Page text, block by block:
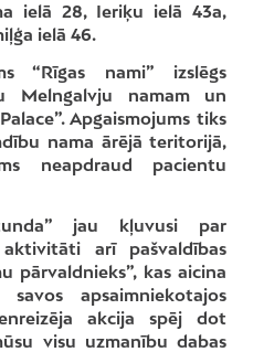
ielā 28, Ieriķu ielā 43a,
ielā 46.
“Rīgas nami” izslēgs
Melngalvju namam un
Apgaismojums tiks
nama ārējā teritorijā,
neapdraud pacientu
jau kļuvusi par
arī pašvaldības
pārvaldnieks”, kas aicina
savos apsaimniekotajos
akcija spēj dot
visu uzmanību dabas